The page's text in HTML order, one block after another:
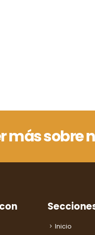
más sobre
Inicio